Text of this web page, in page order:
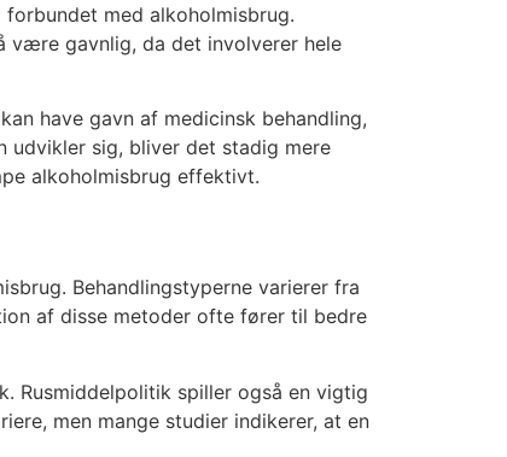
med alkoholmisbrug.
være gavnlig, da det involverer hele
have gavn af medicinsk behandling,
udvikler sig, bliver det stadig mere
alkoholmisbrug effektivt.
Behandlingstyperne varierer fra
af disse metoder ofte fører til bedre
Rusmiddelpolitik spiller også en vigtig
men mange studier indikerer, at en